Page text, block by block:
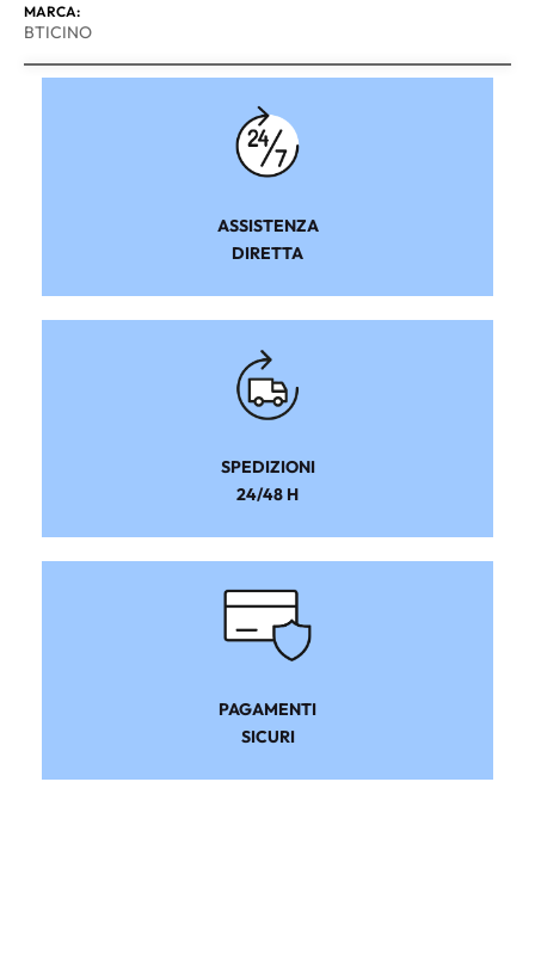
MARCA:
BTICINO
ASSISTENZA
DIRETTA
SPEDIZIONI
24/48 H
PAGAMENTI
SICURI